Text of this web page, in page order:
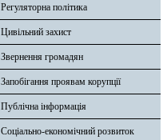
Регуляторна політика
Цивільний захист
Звернення громадян
Запобігання проявам корупції
Публічна інформація
Соціально-економічний розвиток